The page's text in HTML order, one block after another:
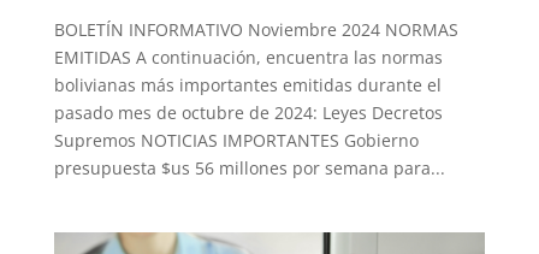
BOLETÍN INFORMATIVO Noviembre 2024 NORMAS
EMITIDAS A continuación, encuentra las normas
bolivianas más importantes emitidas durante el
pasado mes de octubre de 2024: Leyes Decretos
Supremos NOTICIAS IMPORTANTES Gobierno
presupuesta $us 56 millones por semana para...